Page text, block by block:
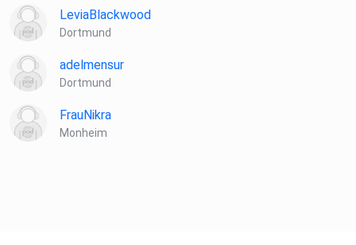
00:04:00 Kindheit und aufwachsen an der polnischen
00:14:50 Frankfurt an der Oder
LeviaBlackwood
Dortmund
adelmensur
Dortmund
FrauNikra
Monheim